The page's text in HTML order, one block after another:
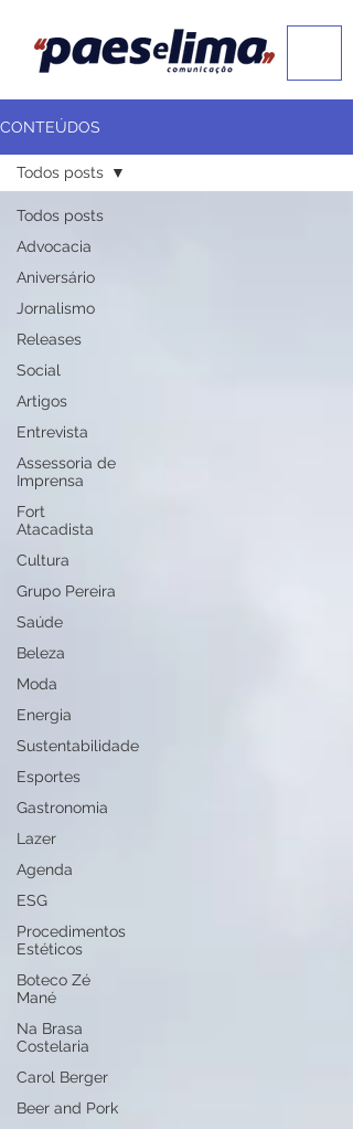
CONTEÚDOS
Todos posts
Advocacia
Aniversário
Jornalismo
Releases
Social
Artigos
Entrevista
Assessoria de
Imprensa
Fort
Atacadista
Cultura
Grupo Pereira
Saúde
Beleza
Moda
Energia
Sustentabilidade
Esportes
Gastronomia
Lazer
Agenda
ESG
Procedimentos
Estéticos
Boteco Zé
Mané
Na Brasa
Costelaria
Carol Berger
Beer and Pork
Todos posts